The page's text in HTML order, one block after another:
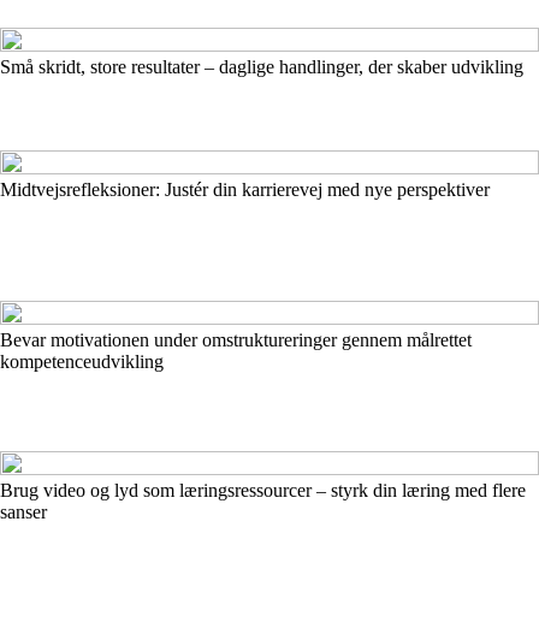
Små skridt, store resultater – daglige handlinger, der skaber udvikling
Midtvejsrefleksioner: Justér din karrierevej med nye perspektiver
Bevar motivationen under omstruktureringer gennem målrettet
kompetenceudvikling
Brug video og lyd som læringsressourcer – styrk din læring med flere
sanser